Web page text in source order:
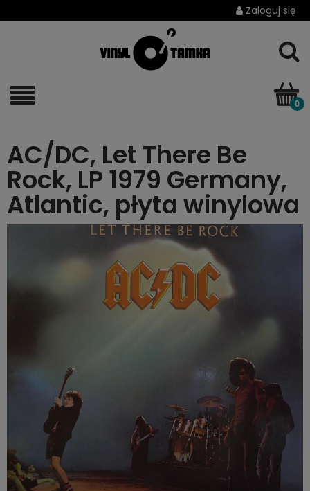
Zaloguj się
AC/DC, Let There Be
Rock, LP 1979 Germany,
Atlantic, płyta winylowa